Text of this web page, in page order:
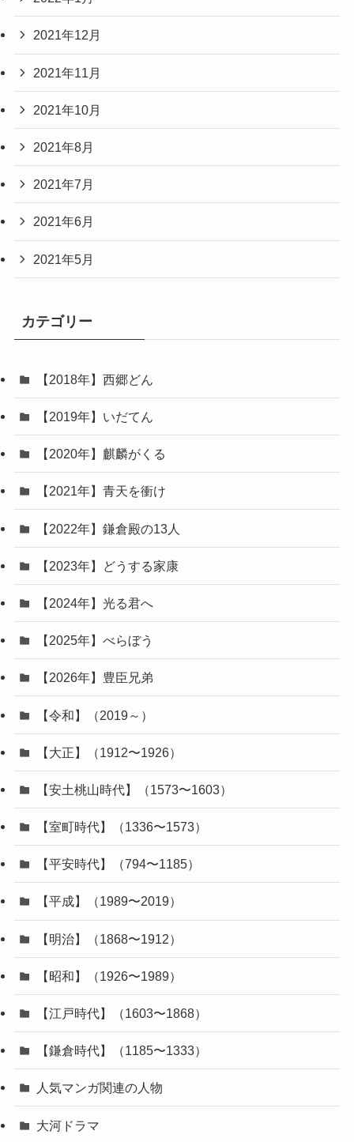
2021年12月
2021年11月
2021年10月
2021年8月
2021年7月
2021年6月
2021年5月
カテゴリー
【2018年】西郷どん
【2019年】いだてん
【2020年】麒麟がくる
【2021年】青天を衝け
【2022年】鎌倉殿の13人
【2023年】どうする家康
【2024年】光る君へ
【2025年】べらぼう
【2026年】豊臣兄弟
【令和】（2019～）
【大正】（1912〜1926）
【安土桃山時代】（1573〜1603）
【室町時代】（1336〜1573）
【平安時代】（794〜1185）
【平成】（1989〜2019）
【明治】（1868〜1912）
【昭和】（1926〜1989）
【江戸時代】（1603〜1868）
【鎌倉時代】（1185〜1333）
人気マンガ関連の人物
大河ドラマ